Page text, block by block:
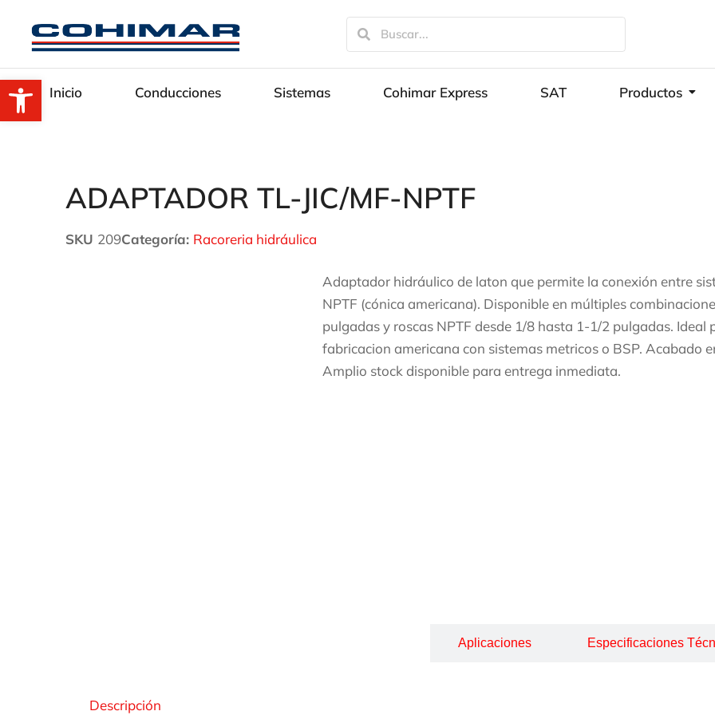
Inicio Conducciones Sistemas Cohimar Express SAT Productos
ADAPTADOR TL-JIC/MF-NPTF
SKU 209Categoría: Racoreria hidráulica
Adaptador hidráulico de laton que permite la conexión entre
NPTF (cónica americana). Disponible en múltiples
pulgadas y roscas NPTF desde 1/8 hasta 1-1/2 pulgadas.
fabricacion americana con sistemas metricos o BSP. Acabado
Amplio stock disponible para entrega inmediata.
Aplicaciones Especificaciones
Descripción
Abrir barra de herramientas